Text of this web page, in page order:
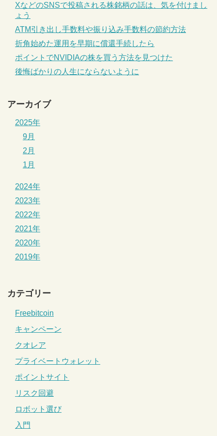
XなどのSNSで投稿される株銘柄の話は、気を付けまし
ょう
ATM引き出し手数料や振り込み手数料の節約方法
折角始めた運用を早期に償還手続したら
ポイントでNVIDIAの株を買う方法を見つけた
後悔ばかりの人生にならないように
アーカイブ
2025年
9月
2月
1月
2024年
2023年
2022年
2021年
2020年
2019年
カテゴリー
Freebitcoin
キャンペーン
クオレア
プライベートウォレット
ポイントサイト
リスク回避
ロボット選び
入門